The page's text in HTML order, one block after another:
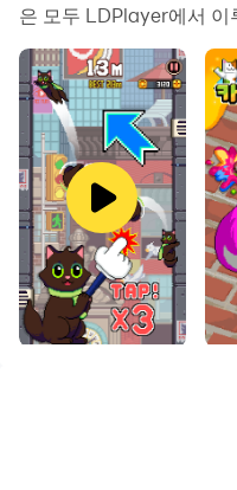
게임을 즐기는 법:
고양이를 조작하여 장
달해야 합니다.
각 스테이지마다 다른
전의 재미를 더합니다.
다양한 아이템을 획득
를 받을 수 있습니다.
리더보드에서 다른 플
할 수 있습니다.
은 모두 LDPlayer에서 이